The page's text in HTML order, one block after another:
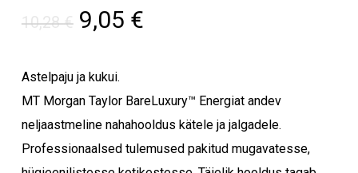
10,28€ Algne
oli:
10,28 €.
9,05 €Praegune
9,05 €.
​Astelpaju ja kukui.
MT Morgan Taylor BareLuxury™ Energiat andev
neljaastmeline nahahooldus kätele ja jalgadele.
Professionaalsed tulemused pakitud mugavatesse,